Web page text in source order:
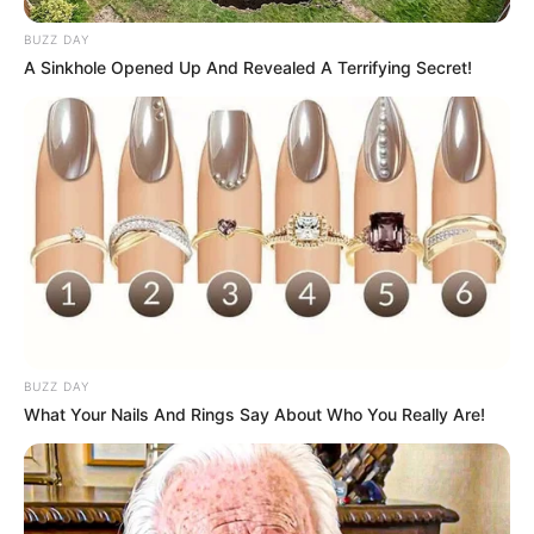
Twitter: –
Instagram:@arielnoah
Threads:
@arielnoah
TikTok: @arielnoah.id
YouTube: Ariel Noah Official
Tinggi, Berat & Penampilan Fisik
Tinggi: 168 cm
Golongan Darah: –
Warna Rambut: Hitam
Warna Mata: Hitam
Warna Kulit: Putih
BUZZ DAY
A Sinkhole Opened Up And Revealed A Terrifying Secret!
BUZZ DAY
What Your Nails And Rings Say About Who You Really Are!